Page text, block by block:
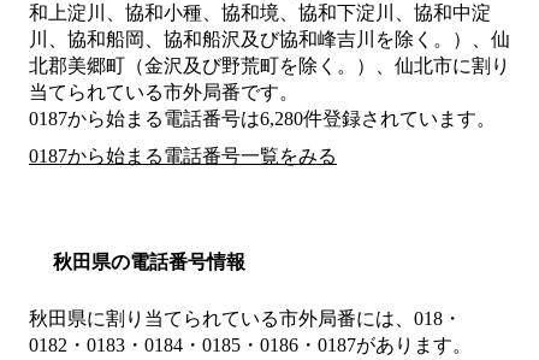
和上淀川、協和小種、協和境、協和下淀川、協和中淀
川、協和船岡、協和船沢及び協和峰吉川を除く。）、仙
北郡美郷町（金沢及び野荒町を除く。）、仙北市に割り
当てられている市外局番です。
0187から始まる電話番号は6,280件登録されています。
0187から始まる電話番号一覧をみる
秋田県の電話番号情報
秋田県に割り当てられている市外局番には、018・
0182・0183・0184・0185・0186・0187があります。